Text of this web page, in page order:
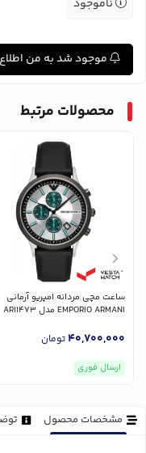
ناموجود
موجود شد به من
محصولات مرتبط
ساعت مچی مردانه امپریو آرمانی
EMPORIO ARMANI مدل AR11473
40,700,000تومان
ارسال فوری
مشخصات محصول